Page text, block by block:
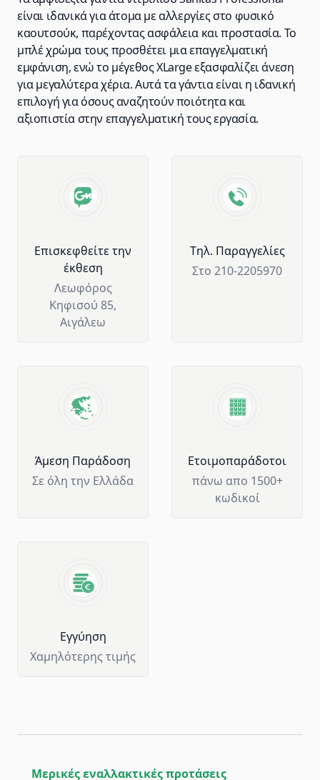
είναι ιδανικά για άτομα με αλλεργίες στο φυσικό
καουτσούκ, παρέχοντας ασφάλεια και προστασία. Το
μπλέ χρώμα τους προσθέτει μια επαγγελματική
εμφάνιση, ενώ το μέγεθος XLarge εξασφαλίζει άνεση
για μεγαλύτερα χέρια. Αυτά τα γάντια είναι η ιδανική
επιλογή για όσους αναζητούν ποιότητα και
αξιοπιστία στην επαγγελματική τους εργασία.
Επισκεφθείτε την
έκθεση
Λεωφόρος
Κηφισού 85,
Αιγάλεω
Tηλ. Παραγγελίες
Στο 210-2205970
Άμεση Παράδοση
Σε όλη την Ελλάδα
Ετοιμοπαράδοτοι
πάνω απο 1500+
κωδικοί
Eγγύηση
Χαμηλότερης τιμής
Μερικές εναλλακτικές προτάσεις